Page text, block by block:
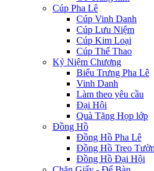
Cúp Pha Lê
Cúp Vinh Danh
Cúp Lưu Niệm
Cúp Kim Loại
Cúp Thể Thao
Kỷ Niệm Chương
Biểu Trưng Pha Lê
Vinh Danh
Làm theo yêu cầu
Đại Hội
Quà Tặng Họp lớp
Đồng Hồ
Đồng Hồ Pha Lê
Đồng Hồ Treo
Đồng Hồ Đại Hội